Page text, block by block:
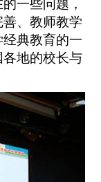
一些问题，
、教师教学
典教育的一
地的校长与